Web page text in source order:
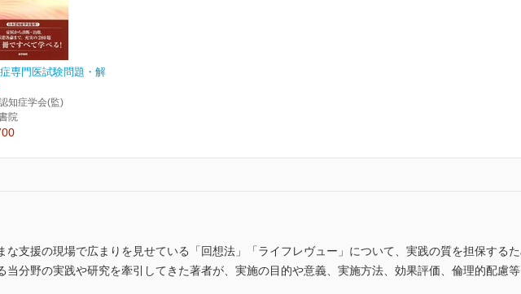
専門医試験問題・解
知症学会(監)
院
な支援の現場で広まりを見せている「回想法」「ライフレヴュー」について、実践の質を担保する
当分野の実践や研究を牽引してきた著者が、実施の目的や意義、実施方法、効果評価、倫理的配慮等